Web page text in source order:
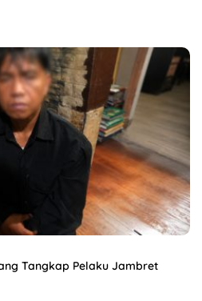
Tangkap Pelaku Jambret